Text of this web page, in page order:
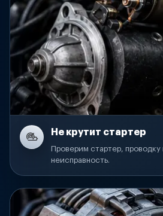
Не крутит стартер
Проверим стартер, проводку
неисправность.